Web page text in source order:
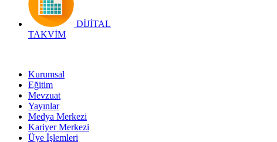
DİJİTAL
TAKVİM
Kurumsal
Eğitim
Mevzuat
Yayınlar
Medya Merkezi
Kariyer Merkezi
Üye İşlemleri